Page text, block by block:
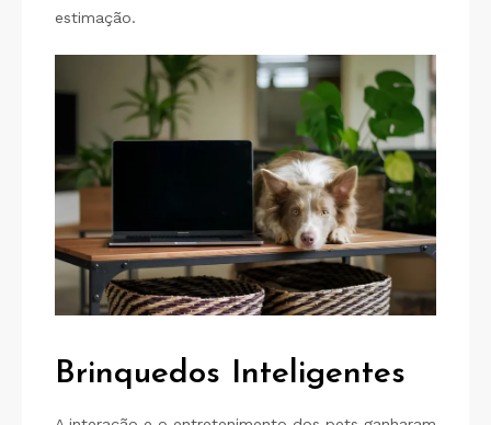
estimação.
Brinquedos Inteligentes